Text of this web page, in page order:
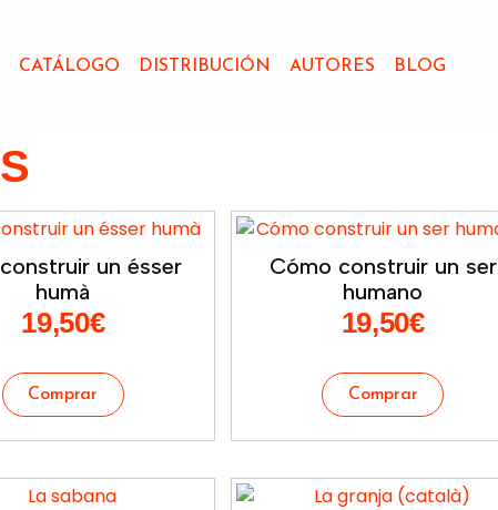
CATÁLOGO DISTRIBUCIÓN AUTORES BLOG
un ésser
humà
19,50€
Cómo construir un ser
humano
19,50€